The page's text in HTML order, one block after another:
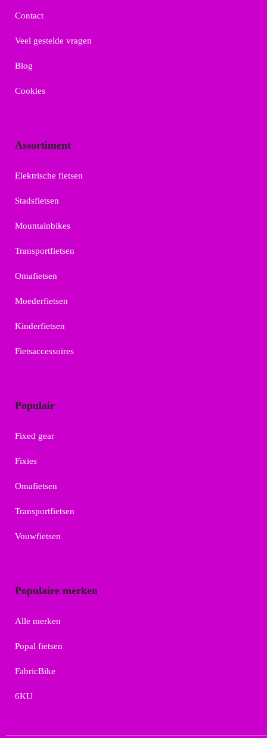
Contact
Veel gestelde vragen
Blog
Cookies
Assortiment
Elektrische fietsen
Stadsfietsen
Mountainbikes
Transportfietsen
Omafietsen
Moederfietsen
Kinderfietsen
Fietsaccessoires
Populair
Fixed gear
Fixies
Omafietsen
Transportfietsen
Vouwfietsen
Populaire merken
Alle merken
Popal fietsen
FabricBike
6KU